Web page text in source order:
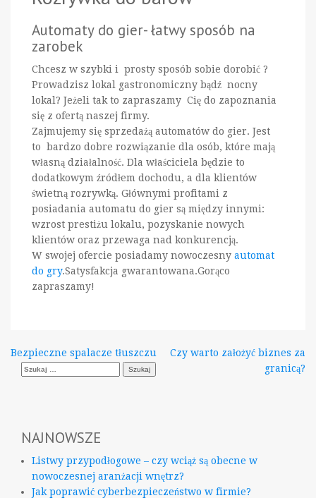
Automaty do gier- łatwy sposób na
zarobek
Chcesz w szybki i prosty sposób sobie dorobić ?
Prowadzisz lokal gastronomiczny bądź nocny
lokal? Jeżeli tak to zapraszamy Cię do zapoznania
się z ofertą naszej firmy.
Zajmujemy się sprzedażą automatów do gier. Jest
to bardzo dobre rozwiązanie dla osób, które mają
własną działalność. Dla właściciela będzie to
dodatkowym źródłem dochodu, a dla klientów
świetną rozrywką. Głównymi profitami z
posiadania automatu do gier są między innymi:
wzrost prestiżu lokalu, pozyskanie nowych
klientów oraz przewaga nad konkurencją.
W swojej ofercie posiadamy nowoczesny automat
do gry.Satysfakcja gwarantowana.Gorąco
zapraszamy!
Nawigacja
wpisu
Bezpieczne spalacze tłuszczu
Czy warto założyć biznes za
granicą?
Szukaj:
NAJNOWSZE
Listwy przypodłogowe – czy wciąż są obecne w
nowoczesnej aranżacji wnętrz?
Jak poprawić cyberbezpieczeństwo w firmie?